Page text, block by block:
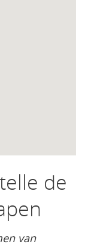
de
van